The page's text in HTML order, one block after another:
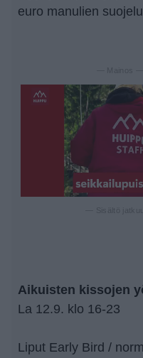
euro manulien
— Mainos —
Aikuisten kissojen
La 12.9. klo 16-23
Liput Early Bird /